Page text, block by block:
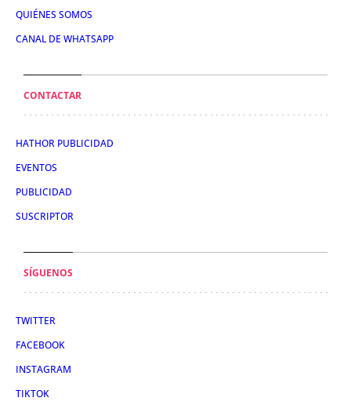
QUIÉNES SOMOS
CANAL DE WHATSAPP
CONTACTAR
HATHOR PUBLICIDAD
EVENTOS
PUBLICIDAD
SUSCRIPTOR
SÍGUENOS
TWITTER
FACEBOOK
INSTAGRAM
TIKTOK